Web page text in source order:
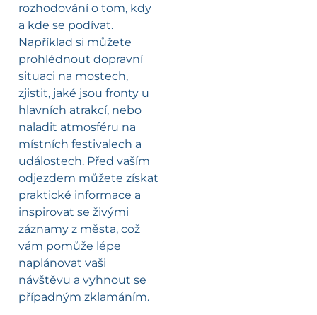
rozhodování o tom, kdy
a kde se podívat.
Například si můžete
prohlédnout dopravní
situaci na mostech,
zjistit, jaké jsou fronty u
hlavních atrakcí, nebo
naladit atmosféru na
místních festivalech a
událostech. Před vaším
odjezdem můžete získat
praktické informace a
inspirovat se živými
záznamy z města, což
vám pomůže lépe
naplánovat vaši
návštěvu a vyhnout se
případným zklamáním.